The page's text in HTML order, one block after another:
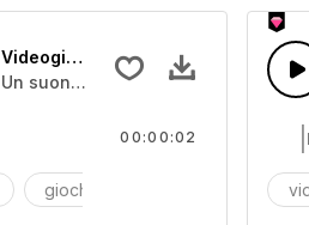
Videogioco 28
Un suono digitale secco
giochi
00:00:02